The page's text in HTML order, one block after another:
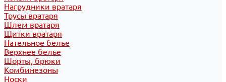
Нагрудники вратаря
Трусы вратаря
Шлем вратаря
Щитки вратаря
Нательное белье
Верхнее белье
Шорты, брюки
Комбинезоны
Носки